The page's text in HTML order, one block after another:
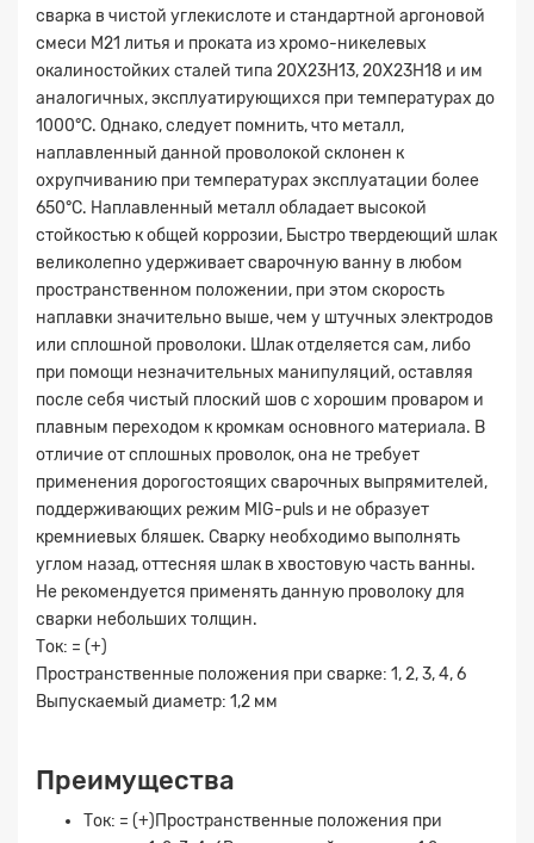
сварка в чистой углекислоте и стандартной аргоновой
смеси М21 литья и проката из хромо-никелевых
окалиностойких сталей типа 20Х23Н13, 20Х23Н18 и им
аналогичных, эксплуатирующихся при температурах до
1000°С. Однако, следует помнить, что металл,
наплавленный данной проволокой склонен к
охрупчиванию при температурах эксплуатации более
650°С. Наплавленный металл обладает высокой
стойкостью к общей коррозии, Быстро твердеющий шлак
великолепно удерживает сварочную ванну в любом
пространственном положении, при этом скорость
наплавки значительно выше, чем у штучных электродов
или сплошной проволоки. Шлак отделяется сам, либо
при помощи незначительных манипуляций, оставляя
после себя чистый плоский шов с хорошим проваром и
плавным переходом к кромкам основного материала. В
отличие от сплошных проволок, она не требует
применения дорогостоящих сварочных выпрямителей,
поддерживающих режим MIG-puls и не образует
кремниевых бляшек. Сварку необходимо выполнять
углом назад, оттесняя шлак в хвостовую часть ванны.
Не рекомендуется применять данную проволоку для
сварки небольших толщин.
Ток: = (+)
Пространственные положения при сварке: 1, 2, 3, 4, 6
Выпускаемый диаметр: 1,2 мм
Преимущества
Ток: = (+)Пространственные положения при